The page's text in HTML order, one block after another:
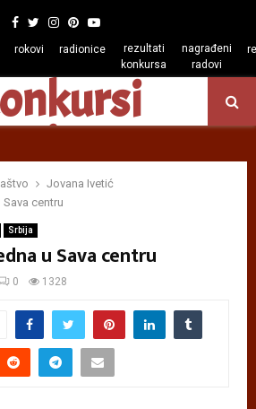
Facebook
TwitterInstagram
Pinterest
Youtube
rokovi radionice
rezultati
konkursa
nagrađeni
radovi
Jovana Ivetić
centru
Srbija
u Sava centru
0 1328